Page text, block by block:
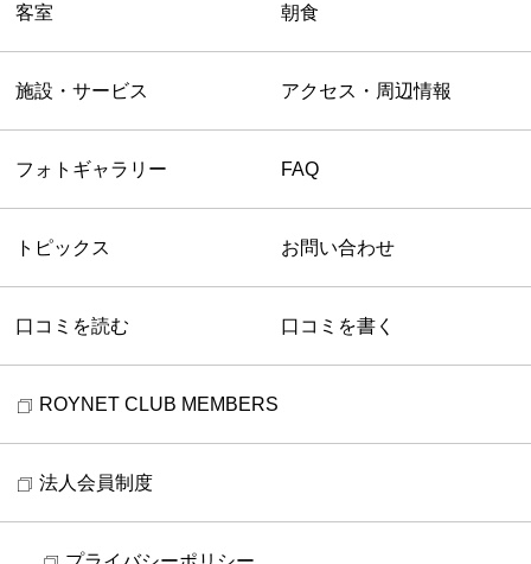
客室 朝食
施設・サービス アクセス・周辺情報
フォトギャラリー FAQ
トピックス お問い合わせ
口コミを読む 口コミを書く
ROYNET CLUB MEMBERS
法人会員制度